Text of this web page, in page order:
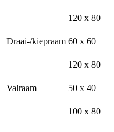
120 x 80
Draai-/kiepraam 60 x 60
120 x 80
Valraam 50 x 40
100 x 80